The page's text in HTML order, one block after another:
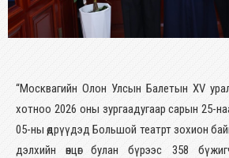
“Москвагийн Олон Улсын Балетын XV
хотноо 2026 оны зургаадугаар сарын 25-
05-ны өдрүүдэд Большой театрт зохион
дэлхийн өнцөг булан бүрээс 358